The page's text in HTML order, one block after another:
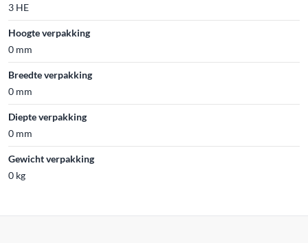
3 HE
Hoogte verpakking
0 mm
Breedte verpakking
0 mm
Diepte verpakking
0 mm
Gewicht verpakking
0 kg